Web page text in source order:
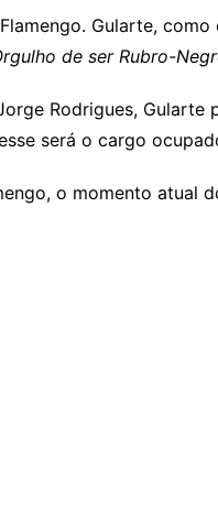
Gularte,
de ser Rubro-
Rodrigues,
será o cargo
o momento atual